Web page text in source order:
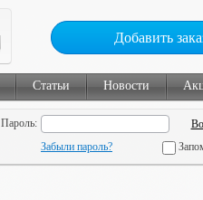
Добавить
Статьи Новости
Пароль:
Забыли пароль?